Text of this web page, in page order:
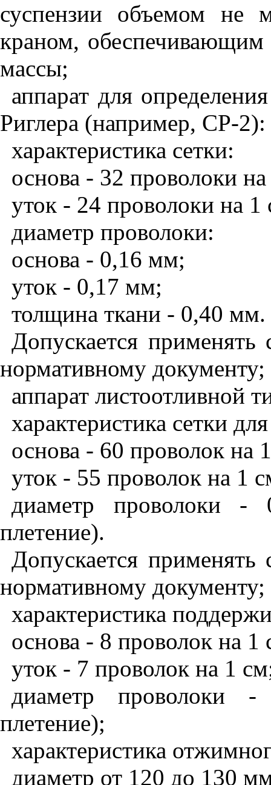
суспензии объемом не
краном, обеспечивающим
массы;
аппарат для
Риглера (например, СР-2):
характеристика сетки:
основа - 32 проволоки
уток - 24 проволоки на 1
диаметр проволоки:
основа - 0,16 мм;
уток - 0,17 мм;
толщина ткани - 0,40 мм.
Допускается
нормативному документу;
аппарат листоотливной
характеристика сетки
основа - 60 проволок на
уток - 55 проволок на 1
диаметр проволоки
плетение).
Допускается
нормативному документу;
характеристика
основа - 8 проволок на 1
уток - 7 проволок на 1
диаметр проволоки
плетение);
характеристика
диаметр от 120 до 130